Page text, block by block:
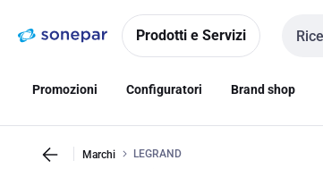
navigazionealla
Prodotti e Servizi
Cerca
Promozioni Configuratori Brand shop
Marchi LEGRAND